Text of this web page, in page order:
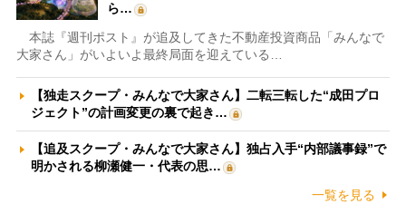
ら…
本誌『週刊ポスト』が追及してきた不動産投資商品「みんなで
大家さん」がいよいよ最終局面を迎えている…
【独走スクープ・みんなで大家さん】二転三転した“成田プロ
ジェクト”の計画変更の裏で起き…
【追及スクープ・みんなで大家さん】独占入手“内部議事録”で
明かされる柳瀬健一・代表の思…
一覧を見る